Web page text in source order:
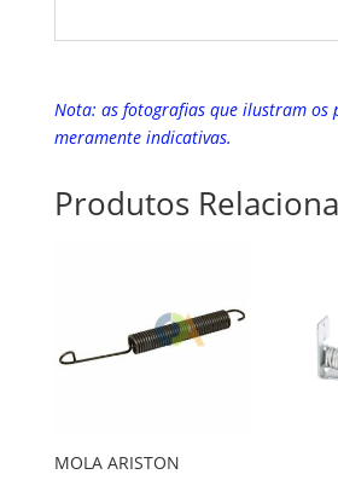
Nota: as fotografias que ilustram os
meramente indicativas.
Produtos
MOLA ARISTON